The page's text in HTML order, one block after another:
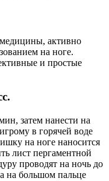
активно
на ноге.
и простые
затем нанести на
в горячей воде
на ноге наносится
лист пергаментной
проводят на ночь до
на большом пальце